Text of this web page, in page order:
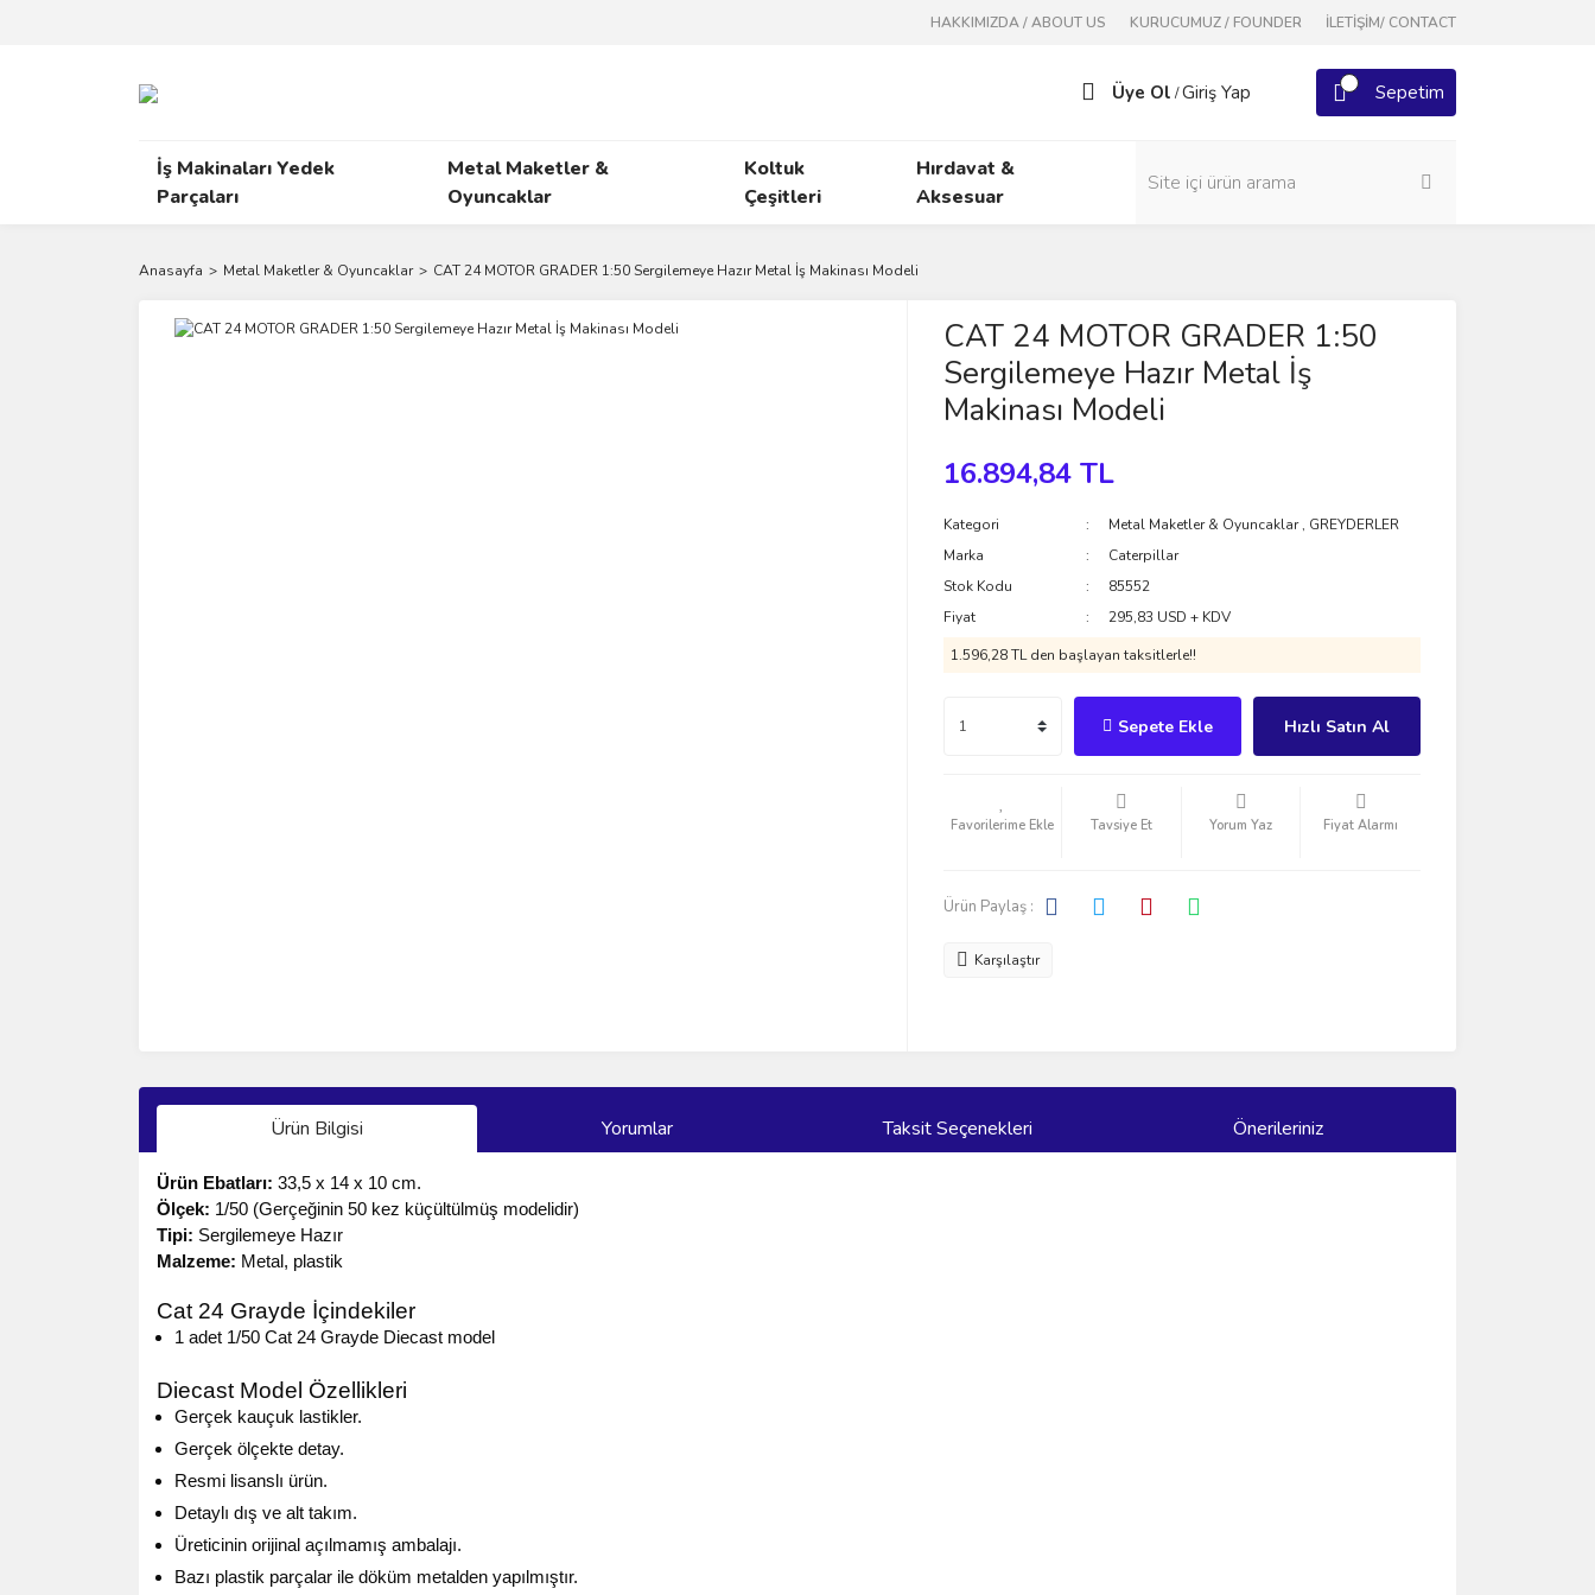
HAKKIMIZDA / ABOUT US KURUCUMUZ / FOUNDER İLETİŞİM/ CONTACT
Üye Ol /Giriş Yap Sepetim
İş Makinaları Yedek
Parçaları
Metal Maketler &
Oyuncaklar
Koltuk
Çeşitleri
Hırdavat &
Aksesuar
Anasayfa Metal Maketler & Oyuncaklar CAT 24 MOTOR GRADER 1:50 Sergilemeye Hazır Metal İş Makinası Modeli
CAT 24 MOTOR GRADER 1:50
Sergilemeye Hazır Metal İş
Makinası Modeli
16.894,84 TL
Kategori Metal Maketler & Oyuncaklar, GREYDERLER
Marka
Caterpillar
Stok Kodu
85552
Fiyat
295,83 USD + KDV
1.596,28 TL den başlayan taksitlerle!!
Sepete Ekle Hızlı Satın Al
Tavsiye Et Yorum Yaz Fiyat Alarmı
Ürün Paylaş :
Karşılaştır
Ürün Bilgisi Yorumlar Taksit Seçenekleri Önerileriniz
Ürün Ebatları: 33,5 x 14 x 10 cm.
Ölçek: 1/50 (Gerçeğinin 50 kez küçültülmüş modelidir)
Tipi: Sergilemeye Hazır
Malzeme: Metal, plastik
Cat 24 Grayde İçindekiler
1 adet 1/50 Cat 24 Grayde Diecast model
Diecast Model Özellikleri
Gerçek kauçuk lastikler.
Gerçek ölçekte detay.
Resmi lisanslı ürün.
Detaylı dış ve alt takım.
Üreticinin orijinal açılmamış ambalajı.
Bazı plastik parçalar ile döküm metalden yapılmıştır.